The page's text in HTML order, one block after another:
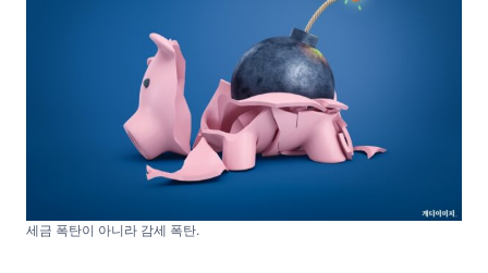
세금 폭탄이 아니라 감세 폭탄.